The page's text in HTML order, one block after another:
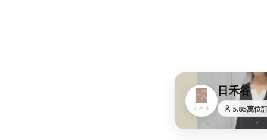
日禾谷
5.85萬位